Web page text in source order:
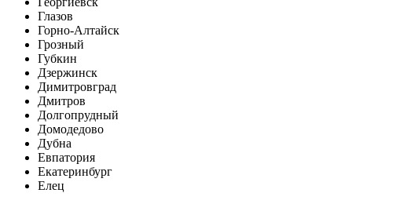
Глазов
Горно-Алтайск
Грозный
Губкин
Дзержинск
Димитровград
Дмитров
Долгопрудный
Домодедово
Дубна
Евпатория
Екатеринбург
Елец